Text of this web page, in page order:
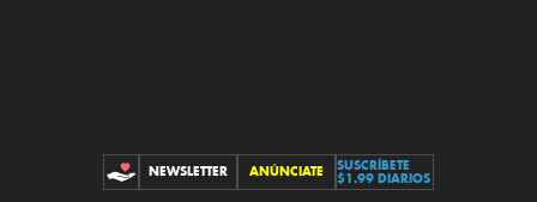
CONTRIBUCIONES
NEWSLETTER ANÚNCIATE
SUSCRÍBETE
$1.99 DIARIOS